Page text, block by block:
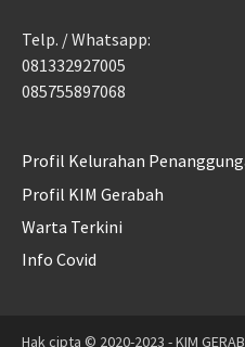
Telp. / Whatsapp:
081332927005
085755897068
Profil Kelurahan
Profil KIM Gerabah
Warta Terkini
Info Covid
Hak cipta © 2020-2023 - KIM